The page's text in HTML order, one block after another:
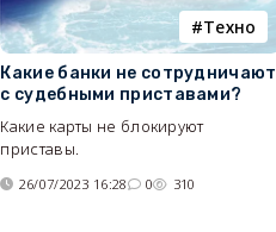
Tехно
Какие банки не сотрудничают
с судебными приставами?
Какие карты не блокируют
приставы.
26/07/2023 16:28 0 310